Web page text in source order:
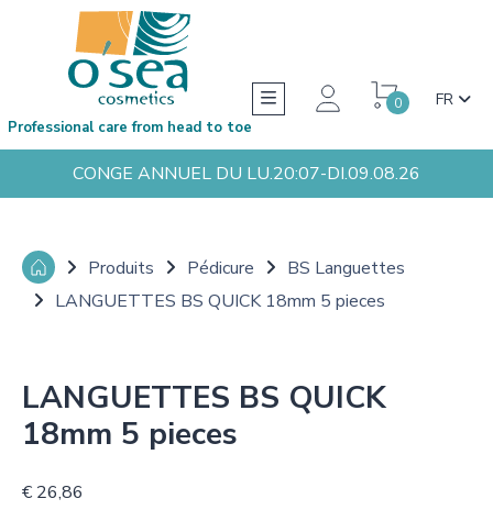
0 FR
Professional care from head to toe
CONGE ANNUEL DU LU.20:07-DI.09.08.26
Produits Pédicure
BS Languettes
LANGUETTES BS QUICK 18mm 5 pieces
LANGUETTES BS QUICK
18mm 5 pieces
€ 26,86